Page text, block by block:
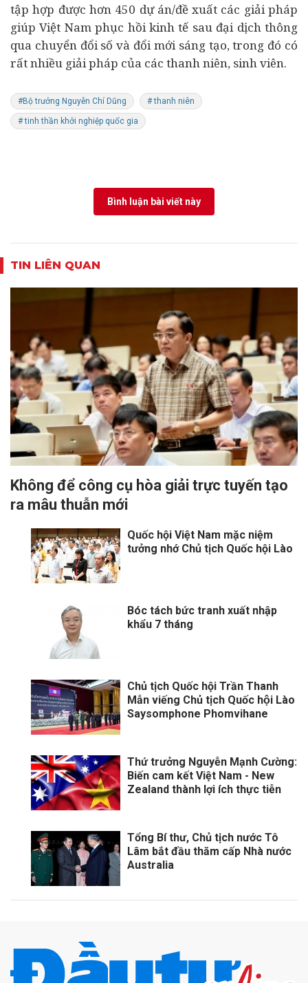
tập hợp được hơn 450 dự án/đề xuất các giải pháp
giúp Việt Nam phục hồi kinh tế sau đại dịch thông
qua chuyển đổi số và đổi mới sáng tạo, trong đó có
rất nhiều giải pháp của các thanh niên, sinh viên.
#Bộ trưởng Nguyễn Chí Dũng # thanh niên
# tinh thần khởi nghiệp quốc gia
Bình luận bài viết này
TIN LIÊN QUAN
Không để công cụ hòa giải trực tuyến tạo
ra mâu thuẫn mới
Quốc hội Việt Nam mặc niệm
tưởng nhớ Chủ tịch Quốc hội Lào
Bóc tách bức tranh xuất nhập
khẩu 7 tháng
Chủ tịch Quốc hội Trần Thanh
Mẫn viếng Chủ tịch Quốc hội Lào
Saysomphone Phomvihane
Thứ trưởng Nguyễn Mạnh Cường:
Biến cam kết Việt Nam - New
Zealand thành lợi ích thực tiễn
Tổng Bí thư, Chủ tịch nước Tô
Lâm bắt đầu thăm cấp Nhà nước
Australia